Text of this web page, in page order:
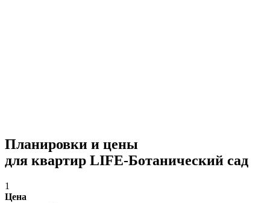
Планировки и цены
для квартир LIFE-Ботанический сад
1
Цена